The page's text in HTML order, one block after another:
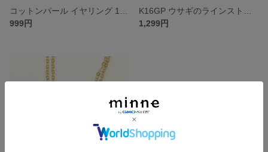
999円
1,299円